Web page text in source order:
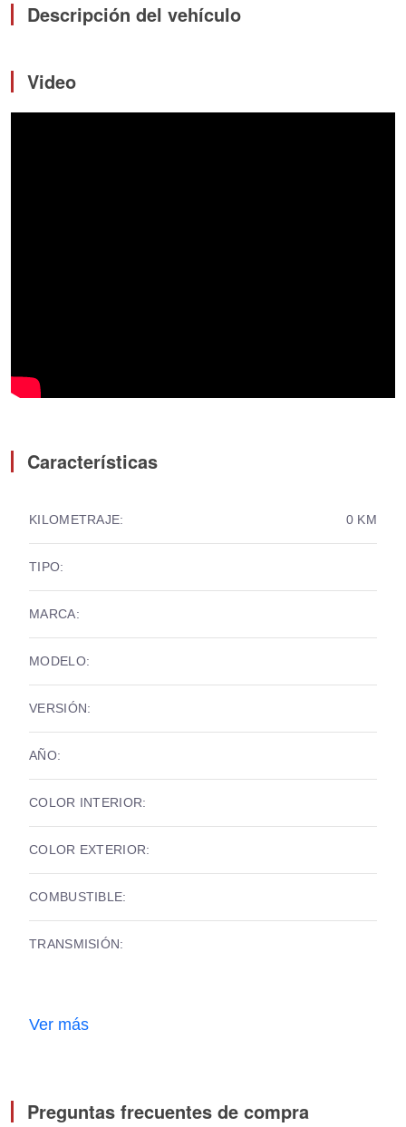
Descripción del vehículo
Video
Características
KILOMETRAJE: 0 KM
TIPO:
MARCA:
MODELO:
VERSIÓN:
AÑO:
COLOR INTERIOR:
COLOR EXTERIOR:
COMBUSTIBLE:
TRANSMISIÓN:
Ver más
Preguntas frecuentes de compra